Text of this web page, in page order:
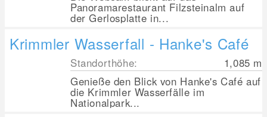
Panoramarestaurant Filzsteinalm auf
der Gerlosplatte in...
Krimmler Wasserfall - Hanke's Café
Standorthöhe: 1,085 m
Genieße den Blick von Hanke's Café auf
die Krimmler Wasserfälle im
Nationalpark...